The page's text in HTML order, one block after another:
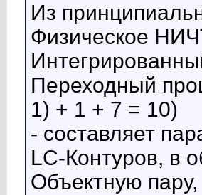
Из
Физическое
Переходный
1) + 1 + 7 = 10)
- составляет
LC-Контуров, в
Объектную